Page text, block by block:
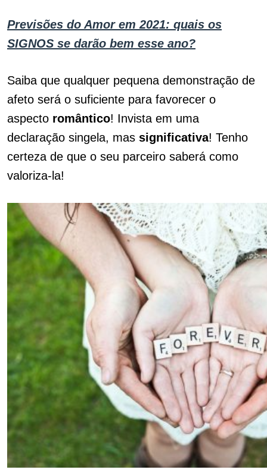
Previsões do Amor em 2021: quais os
SIGNOS se darão bem esse ano?
Saiba que qualquer pequena demonstração de
afeto será o suficiente para favorecer o
aspecto romântico! Invista em uma
declaração singela, mas significativa! Tenho
certeza de que o seu parceiro saberá como
valoriza-la!